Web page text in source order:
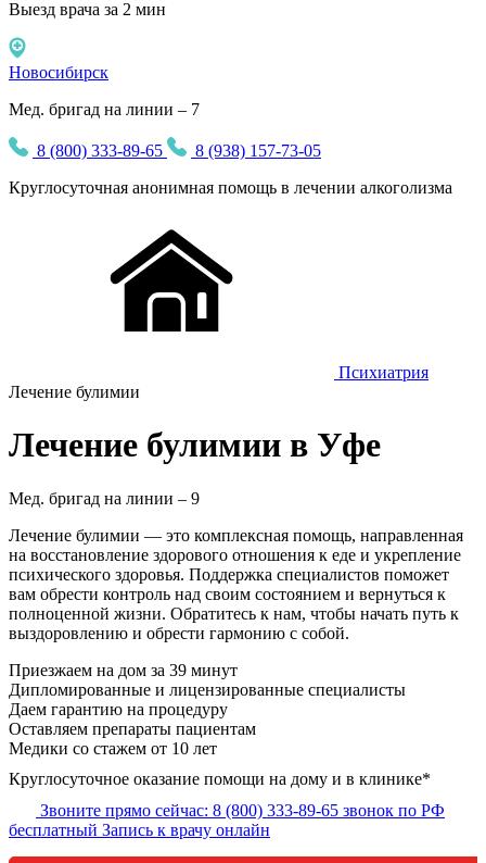
Выезд врача за 2 мин
Новосибирск
Мед. бригад на линии – 7
8 (800) 333-89-65
8 (938) 157-73-05
Круглосуточная анонимная помощь в лечении алкоголизма
Психиатрия
Лечение булимии
Лечение булимии в Уфе
Мед. бригад на линии – 9
Лечение булимии — это комплексная помощь, направленная
на восстановление здорового отношения к еде и укрепление
психического здоровья. Поддержка специалистов поможет
вам обрести контроль над своим состоянием и вернуться к
полноценной жизни. Обратитесь к нам, чтобы начать путь к
выздоровлению и обрести гармонию с собой.
Приезжаем на дом за 39 минут
Дипломированные и лицензированные специалисты
Даем гарантию на процедуру
Оставляем препараты пациентам
Медики со стажем от 10 лет
Круглосуточное оказание помощи на дому и в клинике*
Звоните прямо сейчас: 8 (800) 333-89-65 звонок по РФ
бесплатный Запись к врачу онлайн